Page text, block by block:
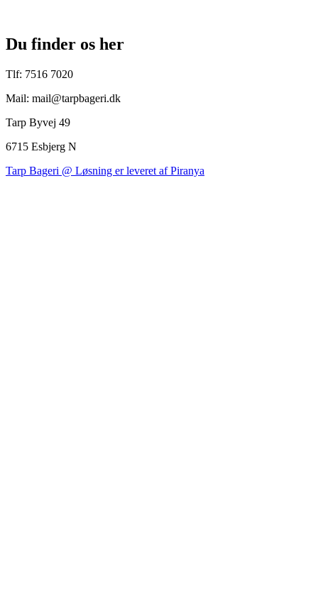
Du finder os her
Tlf: 7516 7020
Mail: mail@tarpbageri.dk
Tarp Byvej 49
6715 Esbjerg N
Tarp Bageri @ Løsning er leveret af Piranya